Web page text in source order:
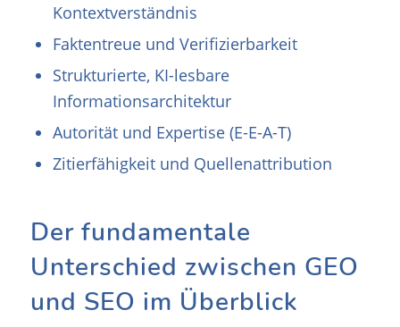
Kontextverständnis
Faktentreue und Verifizierbarkeit
Strukturierte, KI-lesbare
Informationsarchitektur
Autorität und Expertise (E-E-A-T)
Zitierfähigkeit und Quellenattribution
Der fundamentale
Unterschied zwischen GEO
und SEO im Überblick